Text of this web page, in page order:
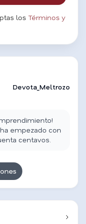
los Términos y
Devota_Meltrozo
empezado con
centavos.